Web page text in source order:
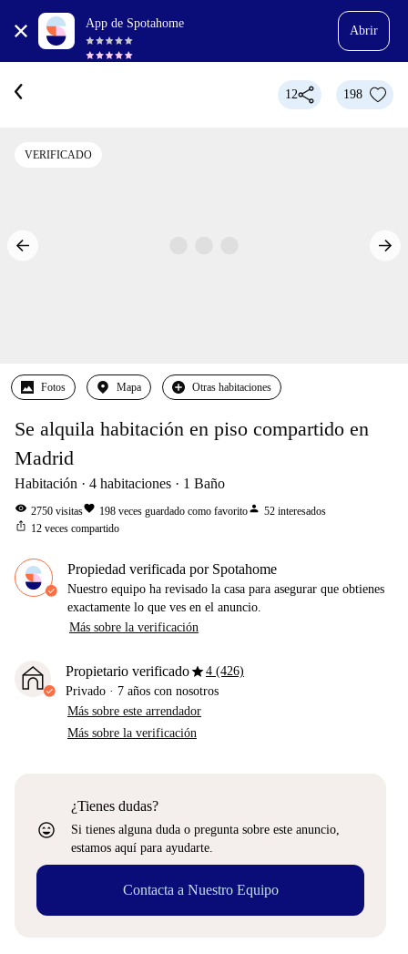
App de Spotahome
Abrir
12 198
VERIFICADO
Fotos Mapa Otras habitaciones
Se alquila habitación en piso compartido en
Madrid
Habitación 4 habitaciones 1 Baño
visibility 2750 visitasfavorite 198 veces guardado como favoritoperson 52 interesados
ios_share 12 veces compartido
Propiedad verificada por Spotahome
Nuestro equipo ha revisado la casa para asegurar que obtienes
exactamente lo que ves en el anuncio.
Más sobre la verificación
Propietario verificadostar4 (426)
Privado · 7 años con nosotros
Más sobre este arrendador
Más sobre la verificación
sentiment_very_satisfied
¿Tienes dudas?
Si tienes alguna duda o pregunta sobre este anuncio,
estamos aquí para ayudarte.
Contacta a Nuestro Equipo